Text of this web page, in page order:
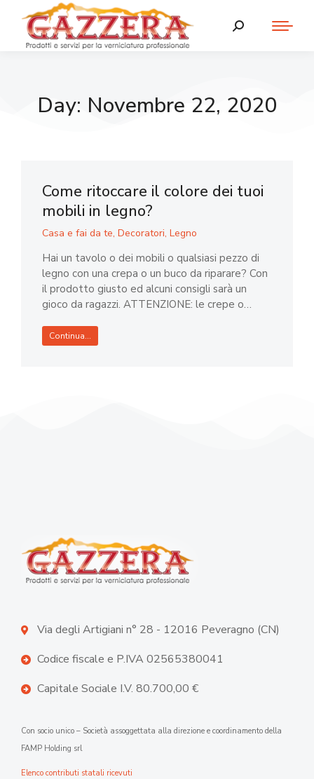
Day: Novembre 22, 2020
Come ritoccare il colore dei tuoi
mobili in legno?
Casa e fai da te, Decoratori, Legno
Hai un tavolo o dei mobili o qualsiasi pezzo di
legno con una crepa o un buco da riparare? Con
il prodotto giusto ed alcuni consigli sarà un
gioco da ragazzi. ATTENZIONE: le crepe o…
Continua...
Via degli Artigiani n° 28 - 12016 Peveragno (CN)
Codice fiscale e P.IVA 02565380041
Capitale Sociale I.V. 80.700,00 €
Con socio unico – Società assoggettata alla direzione e coordinamento della
FAMP Holding srl
Elenco contributi statali ricevuti